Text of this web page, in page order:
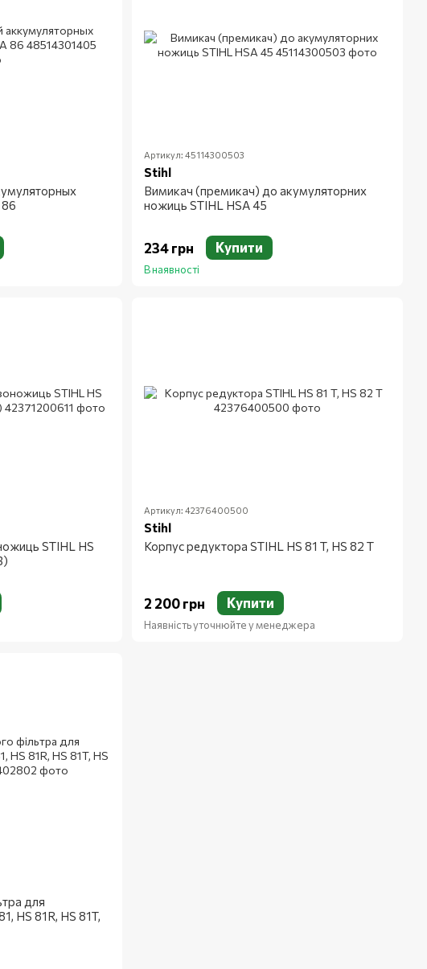
Артикул: 45114300503
Stihl
Вимикач (премикач) до акумуляторних
ножиць STIHL HSA 45
234 грн Купити
В наявності
STIHL HS
Артикул: 42376400500
Stihl
Корпус редуктора STIHL HS 81 T, HS 82 T
2 200 грн Купити
Наявність уточнюйте у менеджера
для
HS 81R, HS 81T,